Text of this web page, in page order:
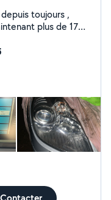
plus de 17
vous remerci par